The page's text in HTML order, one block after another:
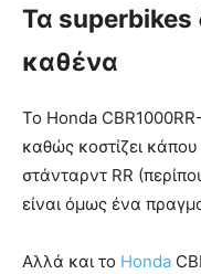
Τα superbikes
καθένα
Το Honda
καθώς κοστίζει
στάνταρντ RR
είναι όμως ένα
Αλλά και το Honda